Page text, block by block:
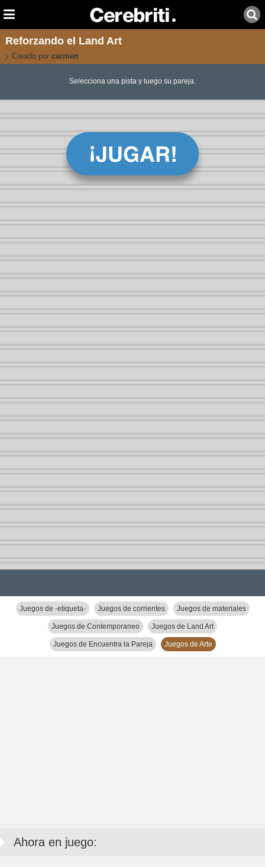
Reforzando el Land Art
Creado por:carmen
Selecciona una pista y luego su pareja.
Juegos de -etiqueta- Juegos de corrientes Juegos de materiales
Juegos de Contemporaneo Juegos de Land Art
Juegos de Encuentra la Pareja Juegos de Arte
Ahora en juego: